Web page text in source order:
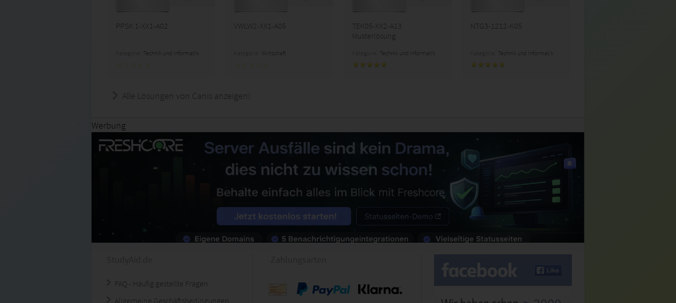
PPSK 1-XX1-A02
Technik und Informatik
VWLW2-XX1-A05
Wirtschaft
TEK05-XX2-A13
Musterlösung
Technik und Informatik
NTG3-1212-K05
Technik und Informatik
Alle Lösungen von Canis anzeigen!
Werbung
FAQ - Häufig gestellte Fragen
Allgemeine Geschäftsbedingungen